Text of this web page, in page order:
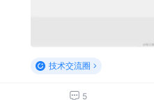
技术交流圈
5